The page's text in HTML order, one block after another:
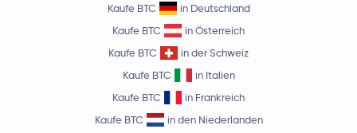
Kaufe BTC
in Deutschland
Kaufe BTC
in Österreich
Kaufe BTC
in der Schweiz
Kaufe BTC
in Italien
Kaufe BTC
in Frankreich
Kaufe BTC
in den Niederlanden